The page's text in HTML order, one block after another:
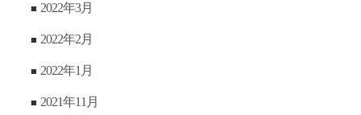
2022年3月
2022年2月
2022年1月
2021年11月